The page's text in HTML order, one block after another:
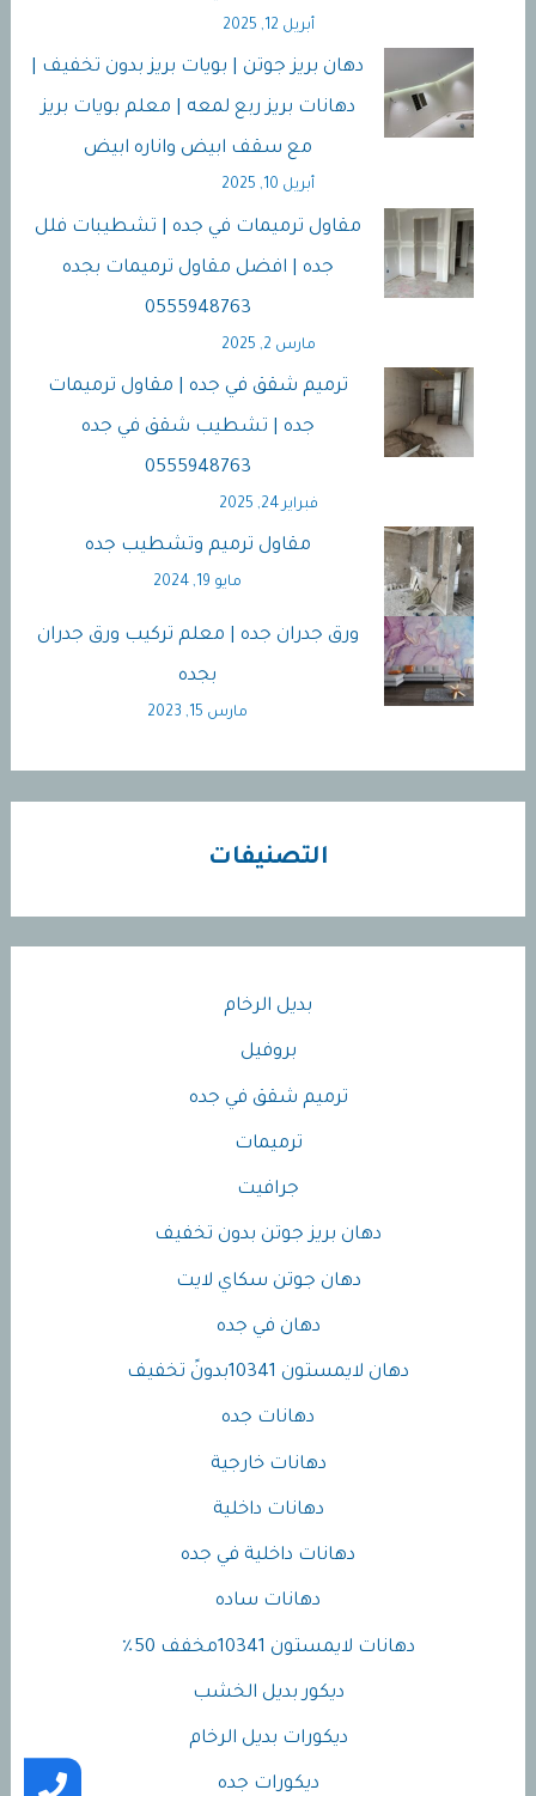
أبريل 12, 2025
دهان بريز جوتن | بويات بريز بدون تخفيف |
دهانات بريز ربع لمعه | معلم بويات بريز
مع سقف ابيض واناره ابيض
أبريل 10, 2025
مقاول ترميمات في جده | تشطيبات فلل
جده | افضل مقاول ترميمات بجده
0555948763
مارس 2, 2025
ترميم شقق في جده | مقاول ترميمات
جده | تشطيب شقق في جده
0555948763
فبراير 24, 2025
مقاول ترميم وتشطيب جده
مايو 19, 2024
ورق جدران جده | معلم تركيب ورق جدران
بجده
مارس 15, 2023
التصنيفات
بديل الرخام
بروفيل
ترميم شقق في جده
ترميمات
جرافيت
دهان بريز جوتن بدون تخفيف
دهان جوتن سكاي لايت
دهان في جده
دهان لايمستون 10341بدونً تخفيف
دهانات جده
دهانات خارجية
دهانات داخلية
دهانات داخلية في جده
دهانات ساده
دهانات لايمستون 10341مخفف 50٪
ديكور بديل الخشب
ديكورات بديل الرخام
ديكورات جده